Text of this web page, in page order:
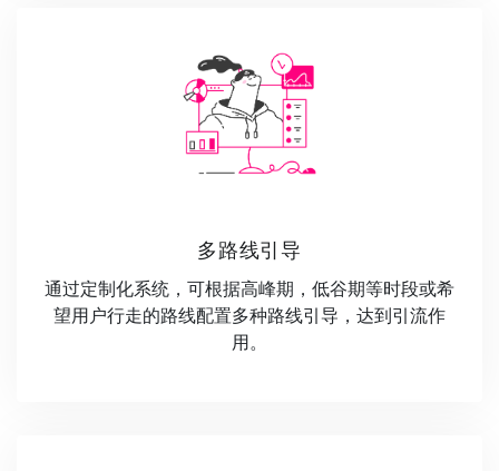
多路线引导
通过定制化系统，可根据高峰期，低谷期等时段或希
望用户行走的路线配置多种路线引导，达到引流作
用。